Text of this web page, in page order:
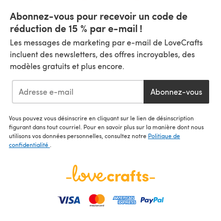
Abonnez-vous pour recevoir un code de
réduction de 15 % par e-mail !
Les messages de marketing par e-mail de LoveCrafts
incluent des newsletters, des offres incroyables, des
modèles gratuits et plus encore.
Abonnez-vous
Vous pouvez vous désinscrire en cliquant sur le lien de désinscription
figurant dans tout courriel. Pour en savoir plus sur la manière dont nous
utilisons vos données personnelles, consultez notre Politique de
confidentialité